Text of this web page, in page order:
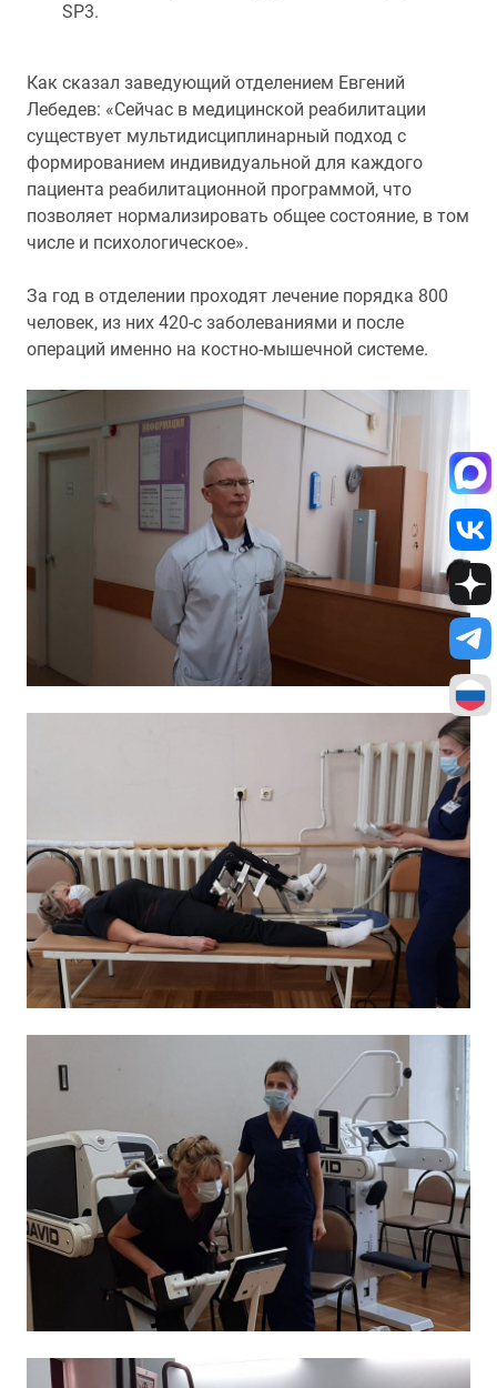
SP3.
Как сказал заведующий отделением Евгений
Лебедев: «Сейчас в медицинской реабилитации
существует мультидисциплинарный подход с
формированием индивидуальной для каждого
пациента реабилитационной программой, что
позволяет нормализировать общее состояние, в том
числе и психологическое».
За год в отделении проходят лечение порядка 800
человек, из них 420-с заболеваниями и после
операций именно на костно-мышечной системе.